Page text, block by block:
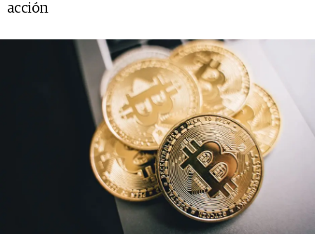
acción